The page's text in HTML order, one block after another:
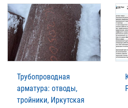
Трубопроводная
арматура: отводы,
тройники, Иркутская